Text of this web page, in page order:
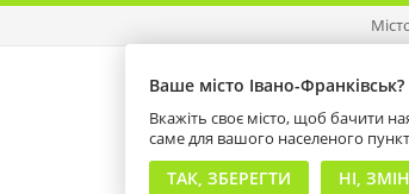
Ваше місто Івано-Франківськ?
Вкажіть своє місто, щоб бачити
саме для вашого населеного
ТАК, ЗБЕРЕГТИ НІ,
0
на